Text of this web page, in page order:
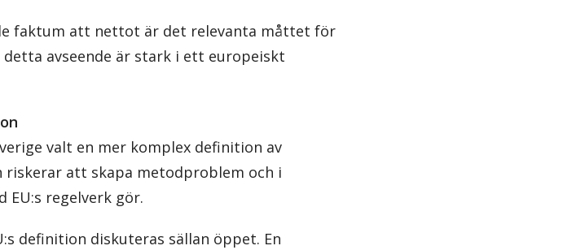
faktum att nettot är det relevanta måttet för
avseende är stark i ett europeiskt
valt en mer komplex definition av
riskerar att skapa metodproblem och i
EU:s regelverk gör.
definition diskuteras sällan öppet. En